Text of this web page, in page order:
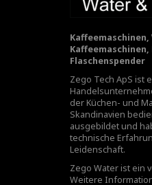
Kaffeemaschinen,
Flaschenspender
Zego Tech ApS ist
der Küchen- und
Skandinavien
ausgebildet und
technische
Leidenschaft.
Zego Water ist ein
Weitere